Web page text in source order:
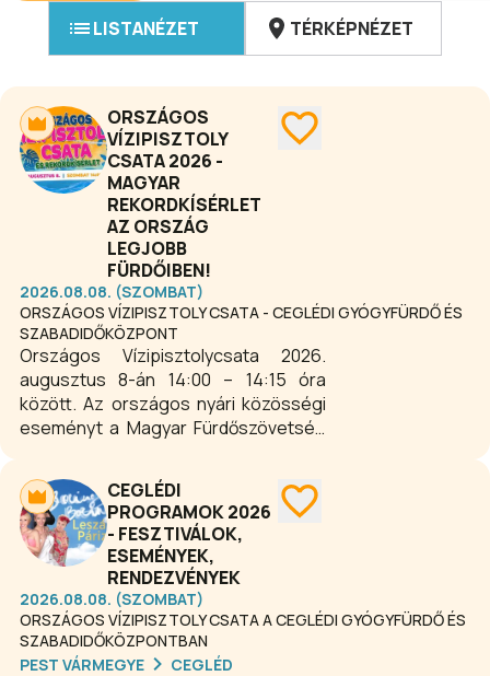
LISTANÉZET TÉRKÉPNÉZET
ORSZÁGOS
VÍZIPISZTOLY
CSATA 2026 -
MAGYAR
REKORDKÍSÉRLET
AZ ORSZÁG
LEGJOBB
FÜRDŐIBEN!
2026.08.08. (SZOMBAT)
ORSZÁGOS VÍZIPISZTOLY CSATA - CEGLÉDI GYÓGYFÜRDŐ ÉS
SZABADIDŐKÖZPONT
Országos Vízipisztolycsata 2026.
augusztus 8-án 14:00 – 14:15 óra
között. Az országos nyári közösségi
eseményt a Magyar Fürdőszövetség
lényege, hogy az ország számos
strandján és fürdőjében ugyanabban
az időpontban rendeznek
vízipisztolycsatát, amelynek célja egy
országos rekord felállítása, illetve a
családok közös szórakoztatása.
Esőnap: augusztus 15. 14:00 – 14:15
óra.
CEGLÉDI
PROGRAMOK 2026
- FESZTIVÁLOK,
ESEMÉNYEK,
RENDEZVÉNYEK
2026.08.08. (SZOMBAT)
ORSZÁGOS VÍZIPISZTOLY CSATA A CEGLÉDI GYÓGYFÜRDŐ ÉS
SZABADIDŐKÖZPONTBAN
PEST VÁRMEGYE
CEGLÉD